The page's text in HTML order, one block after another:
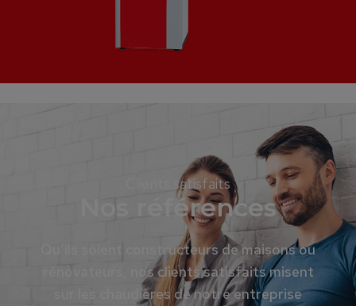
Clients satisfaits
Nos références
Qu’ils soient constructeurs de maisons ou
rénovateurs, nos clients satisfaits misent
sur les chaudières de notre entreprise